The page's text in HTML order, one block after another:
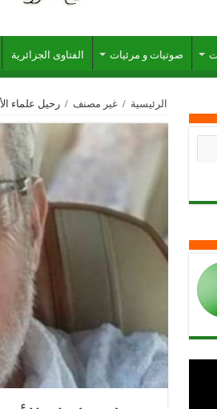
صوتيات و مرئيات الفتاوى الجزائرية
الرئيسية / غير مصنف / رحيل علماء